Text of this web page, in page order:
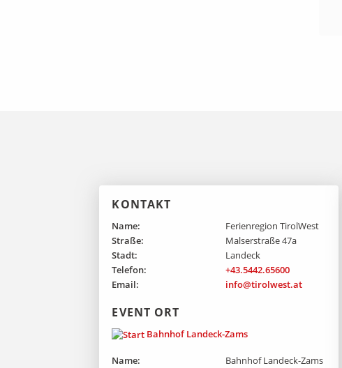
KONTAKT
Name:
Ferienregion TirolWest
Straße:
Malserstraße 47a
Stadt:
Landeck
Telefon:
+43.5442.65600
Email:
info@tirolwest.at
EVENT ORT
Bahnhof Landeck-Zams
Name:
Bahnhof Landeck-Zams